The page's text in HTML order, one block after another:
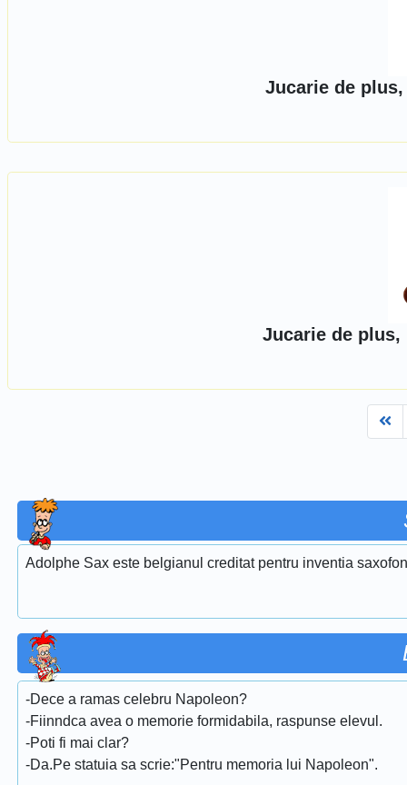
Jucarie de
Jucarie de plus,
Adolphe Sax este belgianul creditat pentru inventia
-Dece a ramas celebru Napoleon?
-Fiinndca avea o memorie formidabila, raspunse elevul.
-Poti fi mai clar?
-Da.Pe statuia sa scrie:"Pentru memoria lui Napoleon".